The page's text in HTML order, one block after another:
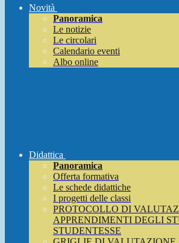
Novità
Panoramica
Le notizie
Le circolari
Calendario eventi
Albo online
Didattica
Panoramica
Offerta formativa
Le schede didattiche
I progetti delle classi
PROTOCOLLO DI
APPRENDIMENTI DEGLI
STUDENTESSE